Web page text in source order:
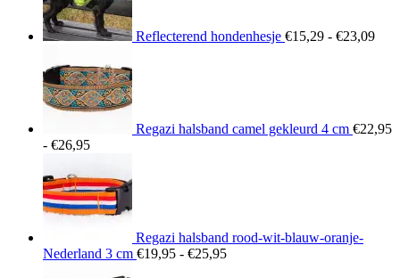
Reflecterend hondenhesje €15,29 - €23,09
Regazi halsband camel gekleurd 4 cm €22,95
- €26,95Prijsklasse:
tot
€26,95
Regazi halsband rood-wit-blauw-oranje-
Nederland 3 cm €19,95 - €25,95Prijsklasse: